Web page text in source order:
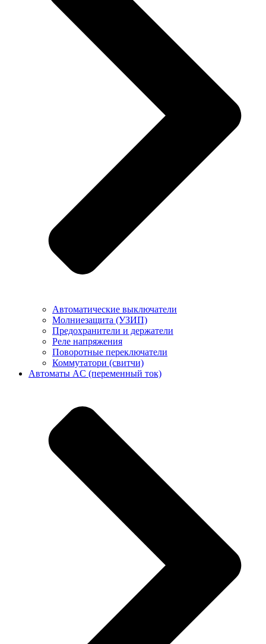
Автоматические выключатели
Молниезащита (УЗИП)
Предохранители и держатели
Реле напряжения
Поворотные переключатели
Коммутатори (свитчи)
Автоматы AC (переменный ток)